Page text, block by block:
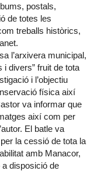
postals,
de totes les
treballs històrics,
l’arxivera municipal,
i divers” fruit de tota
i l’objectiu
física així
va informar que
així com per
El batle va
la cessió de tota la
amb Manacor,
a disposició de